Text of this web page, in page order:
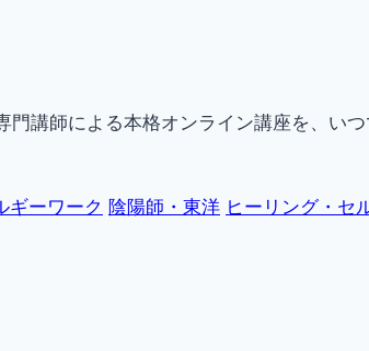
講師による本格オンライン講座を、い
ギーワーク 陰陽師・東洋 ヒーリング・セ